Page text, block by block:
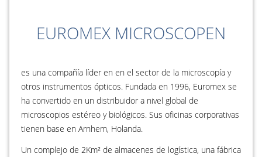
EUROMEX MICROSCOPEN
es una compañía líder en en el sector de la microscopía y
otros instrumentos ópticos. Fundada en 1996, Euromex se
ha convertido en un distribuidor a nivel global de
microscopios estéreo y biológicos. Sus oficinas corporativas
tienen base en Arnhem, Holanda.
Un complejo de 2Km² de almacenes de logística, una fábrica